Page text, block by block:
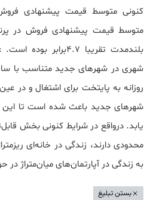
متوسط قیمت پیشنهادی فروش در
بلندمدت تقریبا
شهری در شهرهای جدید متناسب با
روزانه به پایتخت برای اشتغال و در
شهرهای جدید باعث شده است تا این
یابد. درواقع در شرایط کنونی بخش
محدودی دارند، زندگی در خانه‌ای
به زندگی در آپارتمان‌های میان‌متراژ
بستن تبلیغ